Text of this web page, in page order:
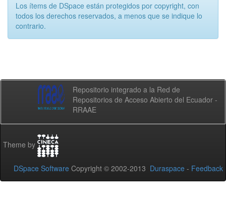
Los ítems de DSpace están protegidos por copyright, con
todos los derechos reservados, a menos que se indique lo
contrario.
Repositorio integrado a la Red de
Repositorios de Acceso Abierto del Ecuador -
RRAAE
Theme by
DSpace Software Copyright © 2002-2013 Duraspace - Feedback